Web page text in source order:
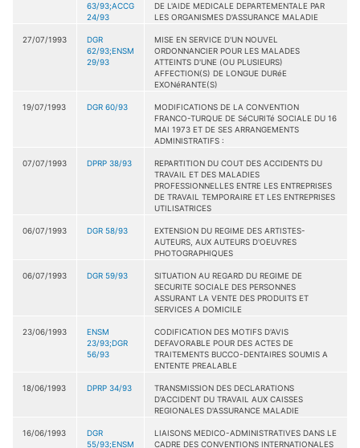
63/93;ACCG
24/93
DE L'AIDE MEDICALE DEPARTEMENTALE PAR
LES ORGANISMES D'ASSURANCE MALADIE
27/07/1993
DGR
62/93;ENSM
29/93
MISE EN SERVICE D'UN NOUVEL
ORDONNANCIER POUR LES MALADES
ATTEINTS D'UNE (OU PLUSIEURS)
AFFECTION(S) DE LONGUE DURéE
EXONéRANTE(S)
19/07/1993 DGR 60/93
MODIFICATIONS DE LA CONVENTION
FRANCO-TURQUE DE SéCURITé SOCIALE DU 16
MAI 1973 ET DE SES ARRANGEMENTS
ADMINISTRATIFS :
07/07/1993 DPRP 38/93
REPARTITION DU COUT DES ACCIDENTS DU
TRAVAIL ET DES MALADIES
PROFESSIONNELLES ENTRE LES ENTREPRISES
DE TRAVAIL TEMPORAIRE ET LES ENTREPRISES
UTILISATRICES
06/07/1993 DGR 58/93
EXTENSION DU REGIME DES ARTISTES-
AUTEURS, AUX AUTEURS D'OEUVRES
PHOTOGRAPHIQUES
06/07/1993 DGR 59/93
SITUATION AU REGARD DU REGIME DE
SECURITE SOCIALE DES PERSONNES
ASSURANT LA VENTE DES PRODUITS ET
SERVICES A DOMICILE
23/06/1993
ENSM
23/93;DGR
56/93
CODIFICATION DES MOTIFS D'AVIS
DEFAVORABLE POUR DES ACTES DE
TRAITEMENTS BUCCO-DENTAIRES SOUMIS A
ENTENTE PREALABLE
18/06/1993 DPRP 34/93
TRANSMISSION DES DECLARATIONS
D'ACCIDENT DU TRAVAIL AUX CAISSES
REGIONALES D'ASSURANCE MALADIE
16/06/1993
DGR
55/93;ENSM
LIAISONS MEDICO-ADMINISTRATIVES DANS LE
CADRE DES CONVENTIONS INTERNATIONALES